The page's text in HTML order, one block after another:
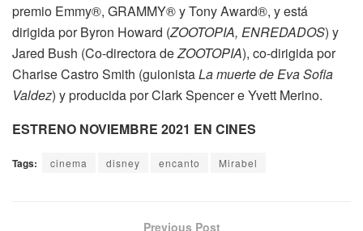
premio Emmy®, GRAMMY® y Tony Award®, y está
dirigida por Byron Howard (ZOOTOPIA, ENREDADOS) y
Jared Bush (Co-directora deZOOTOPIA), co-dirigida por
Charise Castro Smith (guionistaLa muerte de Eva Sofia
Valdez) y producida por Clark Spencer e Yvett Merino.
ESTRENO NOVIEMBRE 2021 EN CINES
Tags: cinema disney encanto Mirabel
Previous Post